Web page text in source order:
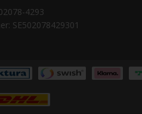
4293
SE502078429301